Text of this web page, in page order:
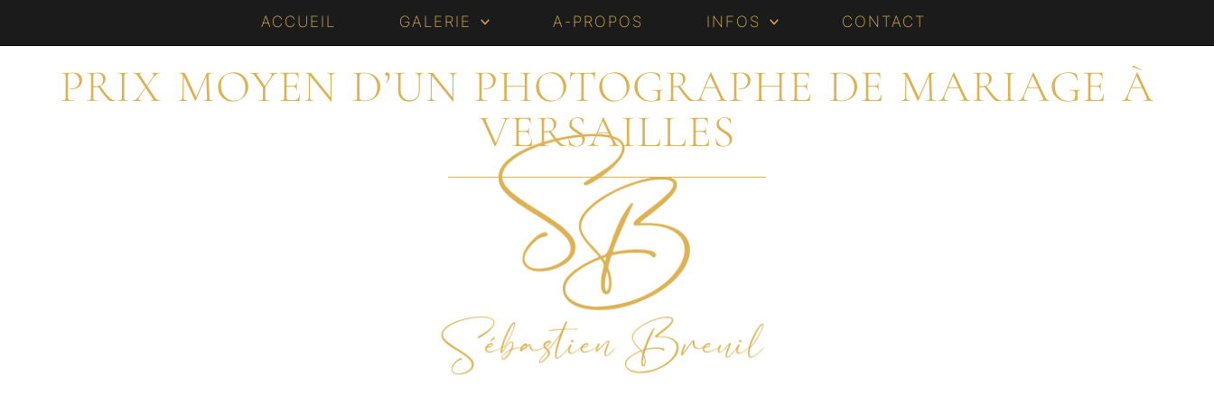
ACCUEIL GALERIE A-PROPOS INFOS CONTACT
PRIX MOYEN D’UN PHOTOGRAPHE DE MARIAGE À
VERSAILLES